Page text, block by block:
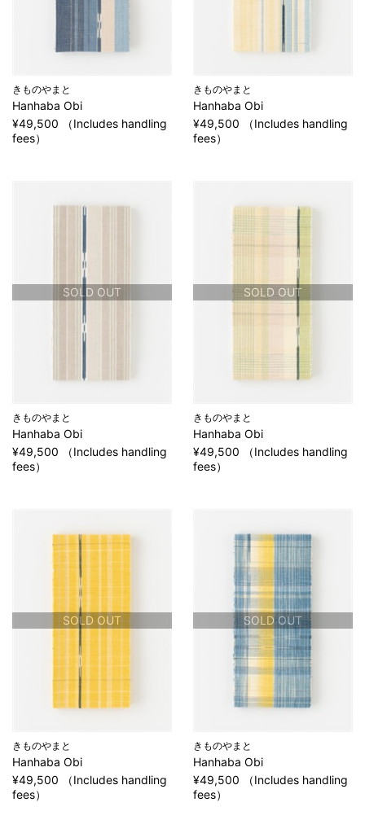
きものやまと
Hanhaba Obi
¥49,500 （Includes handling
fees）
きものやまと
Hanhaba Obi
¥49,500 （Includes handling
fees）
SOLD OUT
きものやまと
Hanhaba Obi
¥49,500 （Includes handling
fees）
SOLD OUT
きものやまと
Hanhaba Obi
¥49,500 （Includes handling
fees）
SOLD OUT
きものやまと
Hanhaba Obi
¥49,500 （Includes handling
fees）
SOLD OUT
きものやまと
Hanhaba Obi
¥49,500 （Includes handling
fees）